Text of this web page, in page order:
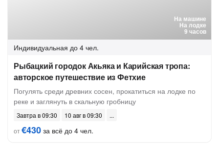
На машине
На лодке
9 часов
Индивидуальная до 4 чел.
Рыбацкий городок Акьяка и Карийская тропа:
авторское путешествие из Фетхие
Погулять среди древних сосен, прокатиться на лодке по
реке и заглянуть в скальную гробницу
Завтра в 09:30
10 авг в 09:30
от€430 за всё до 4 чел.